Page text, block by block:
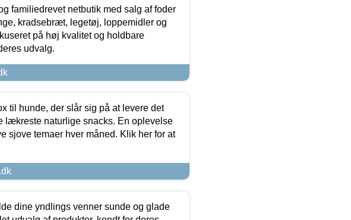
familiedrevet netbutik med salg af foder
kradsebræt, legetøj, loppemidler og
på høj kvalitet og holdbare
udvalg.
til hunde, der slår sig på at levere det
lækreste naturlige snacks. En oplevelse
sjove temaer hver måned. Klik her for at
dine yndlings venner sunde og glade